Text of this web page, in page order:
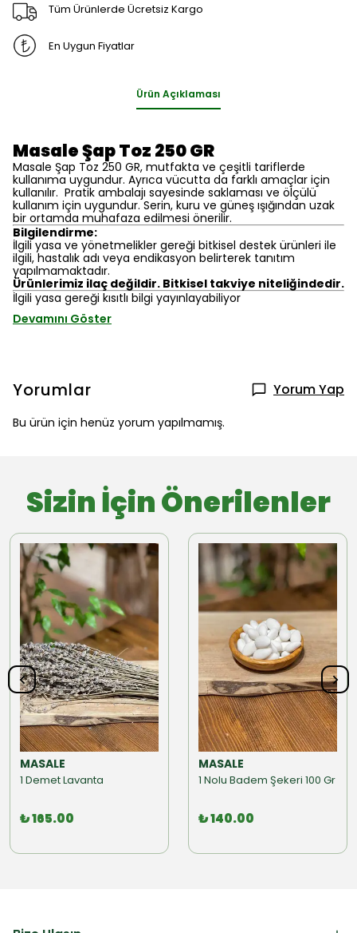
Tüm Ürünlerde Ücretsiz Kargo
En Uygun Fiyatlar
Ürün Açıklaması
Masale Şap Toz 250 GR
Masale Şap Toz 250 GR, mutfakta ve çeşitli tariflerde
kullanıma uygundur. Ayrıca vücutta da farklı amaçlar için
kullanılır. Pratik ambalajı sayesinde saklaması ve ölçülü
kullanım için uygundur. Serin, kuru ve güneş ışığından uzak
bir ortamda muhafaza edilmesi önerilir.
Bilgilendirme:
İlgili yasa ve yönetmelikler gereği bitkisel destek ürünleri ile
ilgili, hastalık adı veya endikasyon belirterek tanıtım
yapılmamaktadır.
Ürünlerimiz ilaç değildir. Bitkisel takviye niteliğindedir.
İlgili yasa gereği kısıtlı bilgi yayınlayabiliyor
Devamını Göster
Yorumlar Yorum Yap
Bu ürün için henüz yorum yapılmamış.
Sizin İçin Önerilenler
MASALE
1 Demet Lavanta
₺ 165.00
MASALE
1 Nolu Badem Şekeri 100 Gr
₺ 140.00